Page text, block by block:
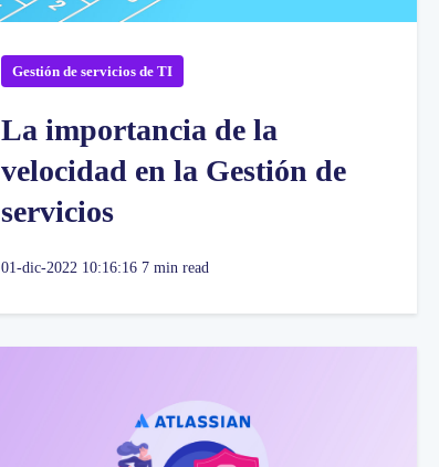
Gestión de servicios de TI
La importancia de la
velocidad en la Gestión de
servicios
01-dic-2022 10:16:16 7 min read